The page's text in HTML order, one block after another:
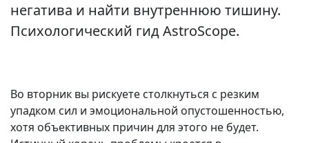
негатива и найти внутреннюю тишину.
Психологический гид AstroScope.
Во вторник вы рискуете столкнуться с резким
упадком сил и эмоциональной опустошенностью,
хотя объективных причин для этого не будет.